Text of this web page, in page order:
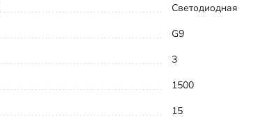
Светодиодная
G9
3
1500
15